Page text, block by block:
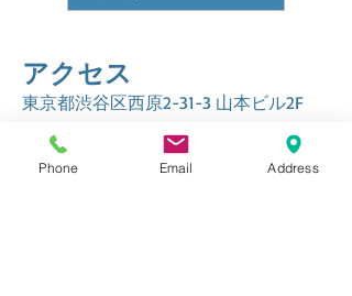
アクセス
東京都渋谷区西原2-31-3 山本ビル2F
京王新線（都営新宿線直通）
幡ヶ谷駅南口 徒歩２分
Phone Email Address